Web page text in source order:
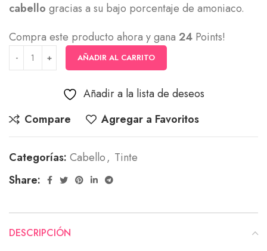
cabello gracias a su bajo porcentaje de amoniaco.
Compra este producto ahora y gana 24 Points!
AÑADIR AL CARRITO
Añadir a la lista de deseos
Compare
Agregar a Favoritos
Categorías: Cabello, Tinte
Share:
DESCRIPCIÓN